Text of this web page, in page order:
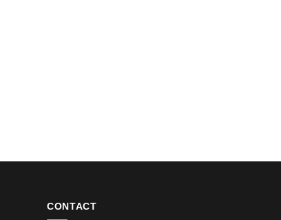
CONTACT